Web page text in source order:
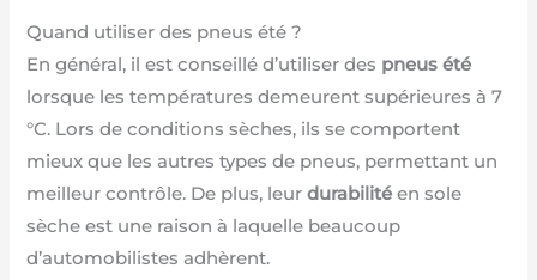
Quand utiliser des pneus été ?
En général, il est conseillé d’utiliser des pneus été
lorsque les températures demeurent supérieures à 7
°C. Lors de conditions sèches, ils se comportent
mieux que les autres types de pneus, permettant un
meilleur contrôle. De plus, leurdurabilité en sole
sèche est une raison à laquelle beaucoup
d’automobilistes adhèrent.